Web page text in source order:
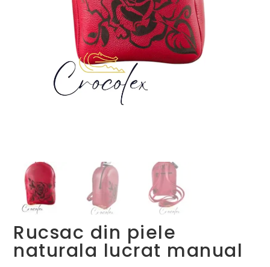
Rucsac din piele
naturala lucrat manual